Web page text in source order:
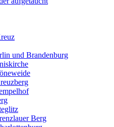
und Brandenburg
Berg